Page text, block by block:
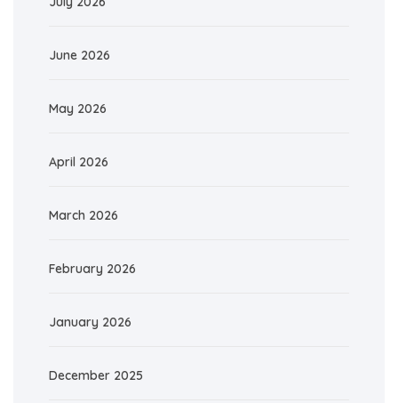
June 2026
May 2026
April 2026
March 2026
February 2026
January 2026
December 2025